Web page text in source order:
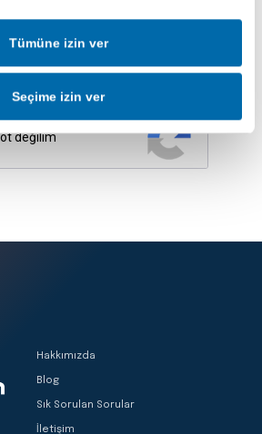
Tümüne izin ver
Seçime izin ver
Hakkımızda
Blog
Sık Sorulan Sorular
İletişim